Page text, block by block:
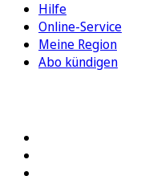
Hilfe
Online-Service
Meine Region
Abo kündigen